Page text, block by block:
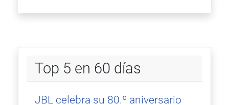
Top 5 en 60 días
JBL celebra su 80.º aniversario